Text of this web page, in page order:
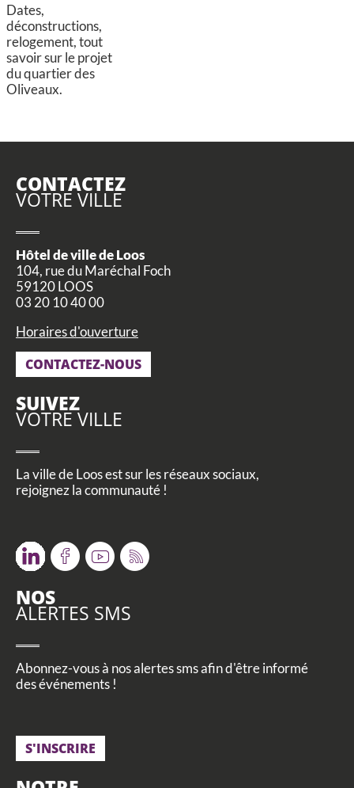
Dates,
déconstructions,
relogement, tout
savoir sur le projet
du quartier des
Oliveaux.
CONTACTEZ
VOTRE VILLE
Hôtel de ville de Loos
104, rue du Maréchal Foch
59120 LOOS
03 20 10 40 00
Horaires d'ouverture
CONTACTEZ-NOUS
SUIVEZ
VOTRE VILLE
La ville de Loos est sur les réseaux sociaux,
rejoignez la communauté !
TwitterFacebookYoutube
RSS
NOS
ALERTES SMS
Abonnez-vous à nos alertes sms afin d'être informé
des événements !
S'INSCRIRE